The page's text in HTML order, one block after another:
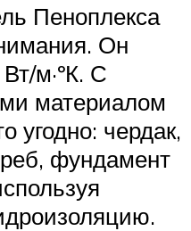
Пеноплекса
Он
м·ºК. С
материалом
угодно: чердак,
фундамент